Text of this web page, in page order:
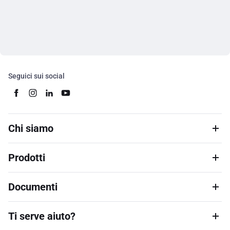
Seguici sui social
Chi siamo
Prodotti
Documenti
Ti serve aiuto?